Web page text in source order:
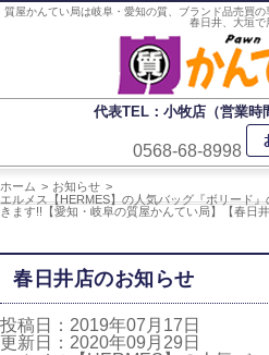
質屋かんてい局は岐阜・愛知の質、ブランド品売買
春日井、大垣で
代表TEL：小牧店（営業時
0568-68-8998
ホーム
お知らせ
エルメス【HERMES】の人気バッグ『ボリード
きます!!【愛知・岐阜の質屋かんてい局】【春日井
春日井店のお知らせ
投稿日：2019年07月17日
更新日：2020年09月29日